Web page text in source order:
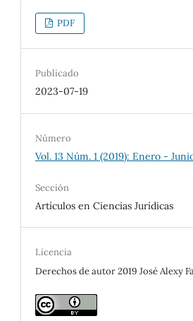
PDF
Publicado
2023-07-19
Número
Vol. 13 Núm. 1 (2019): Enero -
Sección
Artículos en Ciencias Jurídicas
Licencia
Derechos de autor 2019 José Alexy